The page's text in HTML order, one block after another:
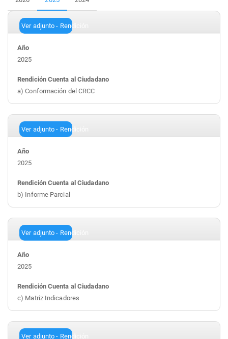
Ver adjunto - Rendición
2025
a) Conformación del CRCC
Ver adjunto - Rendición
2025
b) Informe Parcial
Ver adjunto - Rendición
2025
c) Matriz Indicadores
Ver adjunto - Rendición